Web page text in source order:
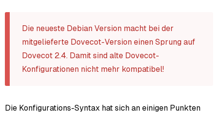
Die neueste Debian Version macht bei der
mitgelieferte Dovecot-Version einen Sprung auf
Dovecot 2.4. Damit sind alte Dovecot-
Konfigurationen nicht mehr kompatibel!
Die Konfigurations-Syntax hat sich an einigen Punkten